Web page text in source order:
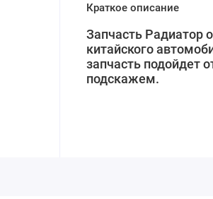
Краткое описание
Запчасть Радиатор
китайского
запчасть подойдет
подскажем.